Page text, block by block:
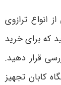
انواع ترازوی
که برای خرید
قرار دهید.
کابان تجهیز